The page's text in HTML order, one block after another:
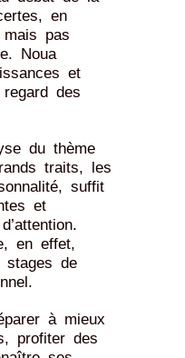
en
mais pas
Noua
et
des
du thème
traits, les
suffit
et
en effet,
stages de
à mieux
profiter des